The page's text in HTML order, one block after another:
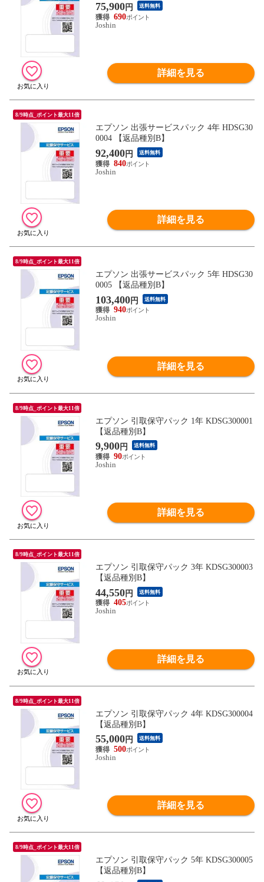
75,900円 送料無料
690
Joshin
詳細を見る
8/9時点_ポイント最大11倍
エプソン 出張サービスパック 4年 HDSG30
0004 【返品種別B】
92,400円 送料無料
840
Joshin
詳細を見る
8/9時点_ポイント最大11倍
エプソン 出張サービスパック 5年 HDSG30
0005 【返品種別B】
103,400円 送料無料
940
Joshin
詳細を見る
8/9時点_ポイント最大11倍
エプソン 引取保守パック 1年 KDSG300001
【返品種別B】
9,900円 送料無料
90
Joshin
詳細を見る
8/9時点_ポイント最大11倍
エプソン 引取保守パック 3年 KDSG300003
【返品種別B】
44,550円 送料無料
405
Joshin
詳細を見る
8/9時点_ポイント最大11倍
エプソン 引取保守パック 4年 KDSG300004
【返品種別B】
55,000円 送料無料
500
Joshin
詳細を見る
8/9時点_ポイント最大11倍
エプソン 引取保守パック 5年 KDSG300005
【返品種別B】